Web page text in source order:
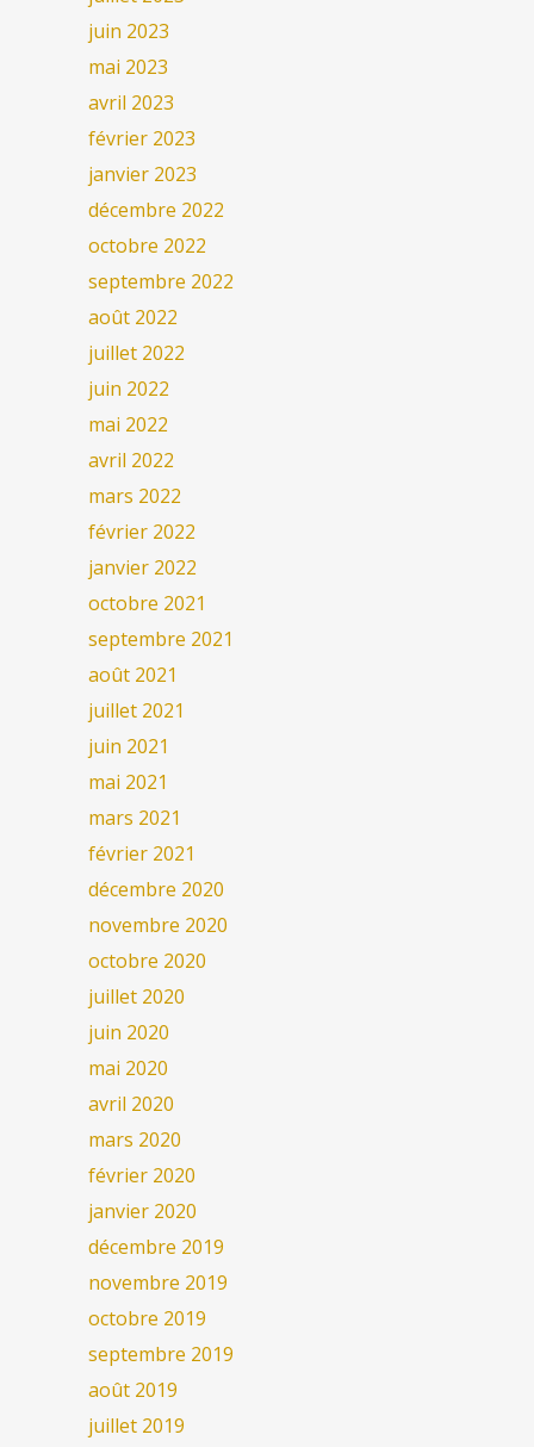
juin 2023
mai 2023
avril 2023
février 2023
janvier 2023
décembre 2022
octobre 2022
septembre 2022
août 2022
juillet 2022
juin 2022
mai 2022
avril 2022
mars 2022
février 2022
janvier 2022
octobre 2021
septembre 2021
août 2021
juillet 2021
juin 2021
mai 2021
mars 2021
février 2021
décembre 2020
novembre 2020
octobre 2020
juillet 2020
juin 2020
mai 2020
avril 2020
mars 2020
février 2020
janvier 2020
décembre 2019
novembre 2019
octobre 2019
septembre 2019
août 2019
juillet 2019